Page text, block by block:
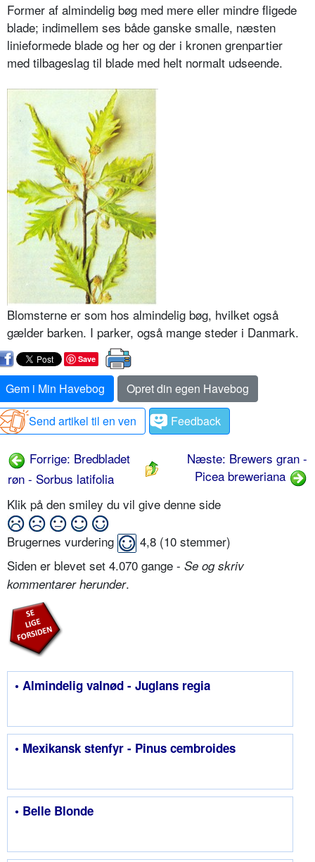
Former af almindelig bøg med mere eller mindre fligede
blade; indimellem ses både ganske smalle, næsten
linieformede blade og her og der i kronen grenpartier
med tilbageslag til blade med helt normalt udseende.
Blomsterne er som hos almindelig bøg, hvilket også
gælder barken. I parker, også mange steder i Danmark.
Save
Gem i Min Havebog
Opret din egen Havebog
Send artikel til en ven
Feedback
Forrige: Bredbladet
røn - Sorbus latifolia
Næste: Brewers gran -
Picea breweriana
Klik på den smiley du vil give denne side
Brugernes vurdering 4,8 (10 stemmer)
Siden er blevet set 4.070 gange - Se og skriv
kommentarer herunder.
• Almindelig valnød - Juglans regia
• Mexikansk stenfyr - Pinus cembroides
• Belle Blonde